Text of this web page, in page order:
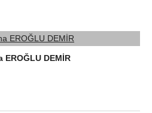
EROĞLU DEMİR